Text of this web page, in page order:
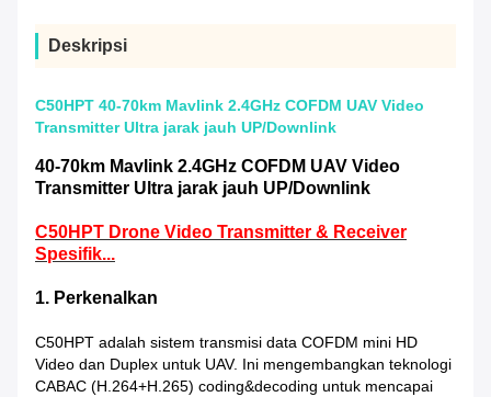
Deskripsi
C50HPT 40-70km Mavlink 2.4GHz COFDM UAV Video
Transmitter Ultra jarak jauh UP/Downlink
40-70km Mavlink 2.4GHz COFDM UAV Video
Transmitter Ultra jarak jauh UP/Downlink
C50HPT Drone Video Transmitter & Receiver
Spesifik...
1. Perkenalkan
C50HPT adalah sistem transmisi data COFDM mini HD
Video dan Duplex untuk UAV. Ini mengembangkan teknologi
CABAC (H.264+H.265) coding&decoding untuk mencapai